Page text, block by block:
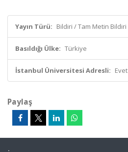
Yayın Türü: Bildiri / Tam Metin Bildiri
Basıldığı Ülke: Türkiye
İstanbul Üniversitesi Adresli: Evet
Paylaş